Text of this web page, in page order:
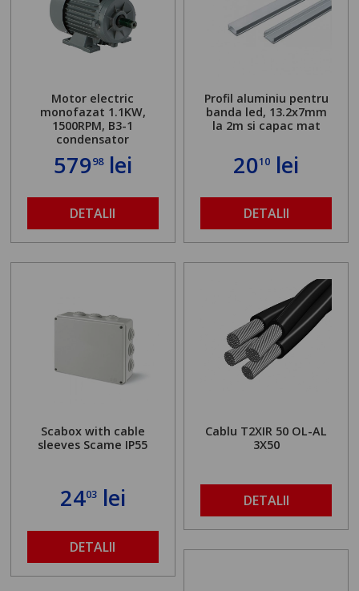
Motor electric
monofazat 1.1KW,
1500RPM, B3-1
condensator
57998lei
DETALII
Profil aluminiu pentru
banda led, 13.2x7mm
la 2m si capac mat
2010 lei
DETALII
Scabox with cable
sleeves Scame IP55
2403lei
DETALII
Cablu T2XIR 50 OL-AL
3X50
DETALII